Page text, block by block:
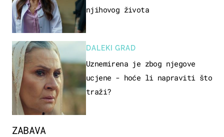
ZABAVA
njihovog života
DALEKI GRAD
Uznemirena je zbog njegove
ucjene - hoće li napraviti što
traži?